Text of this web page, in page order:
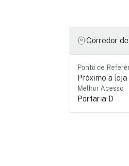
Corredor
Ponto de
Próximo a
Melhor Acesso
Portaria D